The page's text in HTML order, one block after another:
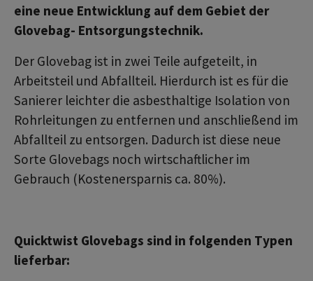
eine neue Entwicklung auf dem Gebiet der
Glovebag- Entsorgungstechnik.
Der Glovebag ist in zwei Teile aufgeteilt, in
Arbeitsteil und Abfallteil. Hierdurch ist es für die
Sanierer leichter die asbesthaltige Isolation von
Rohrleitungen zu entfernen und anschließend im
Abfallteil zu entsorgen. Dadurch ist diese neue
Sorte Glovebags noch wirtschaftlicher im
Gebrauch (Kostenersparnis ca. 80%).
Quicktwist Glovebags sind in folgenden Typen
lieferbar: